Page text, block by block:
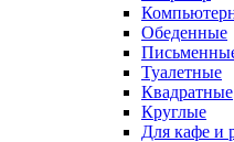
Обеденные
Туалетные
Квадратные
Круглые
Для кафе и